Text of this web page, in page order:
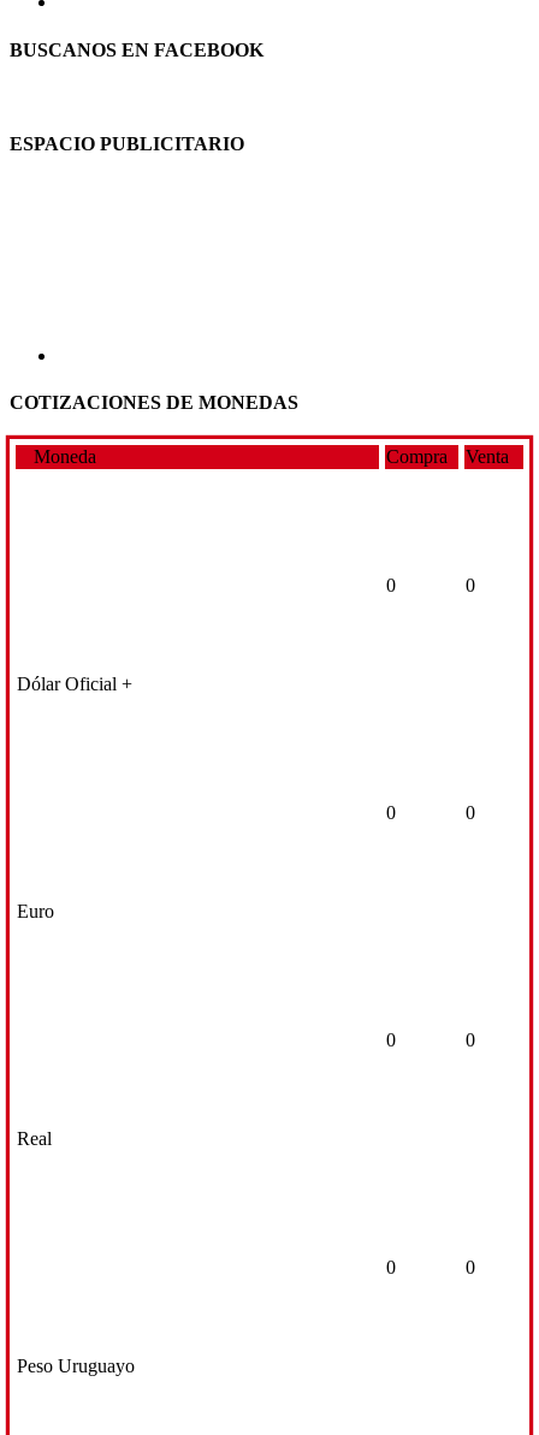
BUSCANOS EN FACEBOOK
ESPACIO PUBLICITARIO
COTIZACIONES DE MONEDAS
Moneda Compra Venta
Dólar Oficial +
0 0
Euro
0 0
Real
0 0
Peso Uruguayo
0 0